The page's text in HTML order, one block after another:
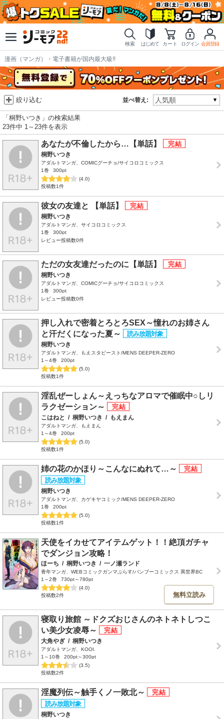
検索 はじめて カート ログイン 会員登録
漫画（マンガ）・電子書籍が国内最大級!!
並べ替え:
絞り込む
「桐野いつき」の検索結果
23件中 1～23件を表示
あなたが不倫したから…【単話】
桐野いつき
アダルトマンガ、COMICグーチョ/サイコロコミックス
1巻
300pt
(4.0)
投稿数1件
彼女の友達と 【単話】
桐野いつき
アダルトマンガ、サイコロコミックス
1巻
300pt
レビュー投稿数0件
ただの女友達だったのに【単話】
桐野いつき
アダルトマンガ、COMICグーチョ/サイコロコミックス
1巻
300pt
レビュー投稿数0件
押し入れで密着とろとろSEX～憧れのお姉さん
と汗だくになった夏～
桐野いつき
アダルトマンガ、もえスタビースト/MENS DEEPER-ZERO
1～4巻
200pt
(5.0)
投稿数1件
淫乱ぜーしょん～えっちなアロマで催眠中○しリ
ラクゼーション～
こはねと / 桐野いつき / もえまん
アダルトマンガ、もえまん
1～4巻
200pt
(5.0)
投稿数1件
姉の花のかほり～こんなにぬれて…～
桐野いつき
アダルトマンガ、カゲキヤコミック/MENS DEEPER-ZERO
1巻
200pt
(5.0)
投稿数1件
天使をイカせてアイテムゲット！！絶頂ガチャ
でダンジョン攻略！
ほーち / 桐野いつき / 一ノ瀬ランド
青年マンガ、WEBコミックガンマぷらす/バンブーコミックス 異世界BC
1～2巻
730pt～780pt
(4.0)
投稿数2件
無料立読み
寝取り旅館 ～ドクズおじさんのネトネトしつこ
い美少女凌辱～
大角やぎ / 桐野いつき
アダルトマンガ、KOOI.
1～10巻
200pt～300pt
(3.5)
投稿数2件
淫魔列伝～触手くノ一敗北～
桐野いつき